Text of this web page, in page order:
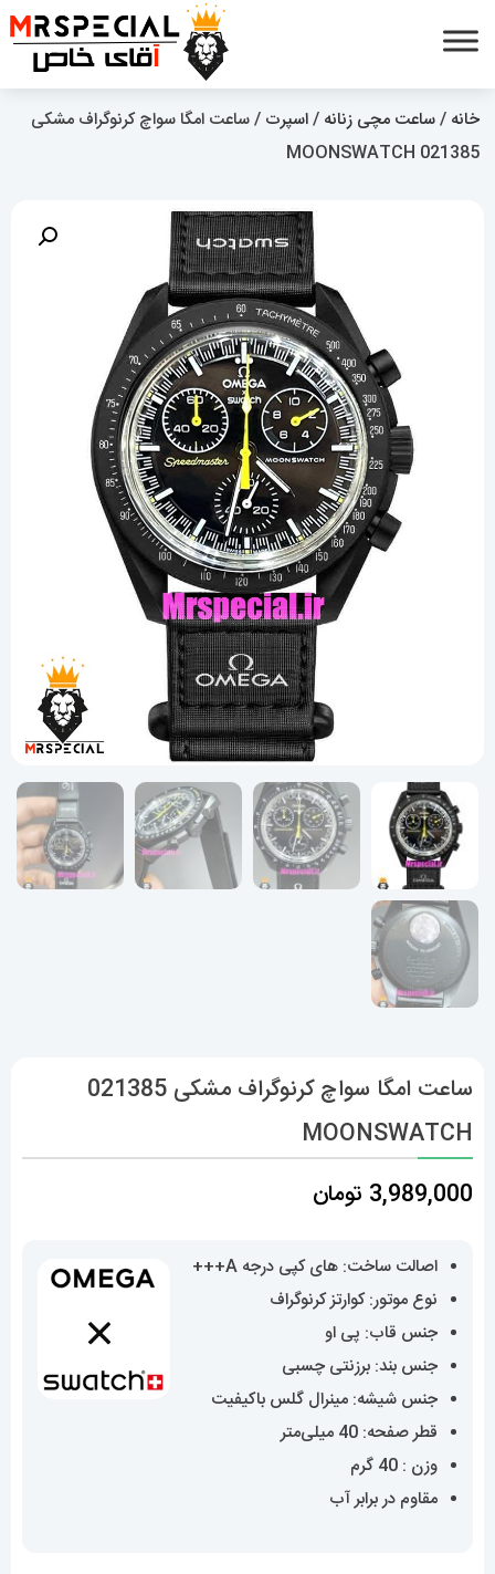
خانه /ساعت مچی زنانه /اسپرت / ساعت امگا سواچ کرنوگراف مشکی
021385 MOONSWATCH
ساعت امگا سواچ کرنوگراف مشکی 021385
MOONSWATCH
3,989,000 تومان
اصالت ساخت: های کپی درجه A+++
نوع موتور: کوارتز کرنوگراف
جنس قاب: پی او
جنس بند: برزنتی چسبی
جنس شیشه: مینرال گلس باکیفیت
قطر صفحه: 40 میلی‌متر
وزن : 40 گرم
مقاوم در برابر آب